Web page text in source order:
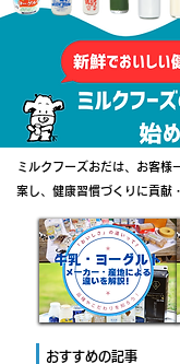
ミルクフーズおだは、お客様
案し、 健康習慣づくりに貢献
​おすすめの記事